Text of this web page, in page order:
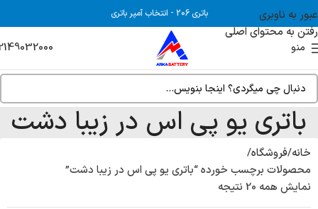
عبور به ناوبری
رفتن به محتوای اصلی
باتری 206 - انتخاب آمپر باتری
منو
باتری یو پی اس در زیبا دشت
خانه فروشگاه
محصولات برچسب خورده “باتری یو پی اس در زیبا دشت”
نمایش همه 20 نتیجه